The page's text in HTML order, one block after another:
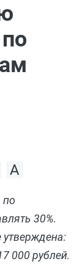
по
30%.
000 рублей.